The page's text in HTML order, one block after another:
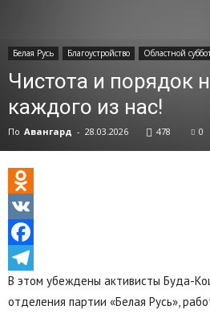
Белая Русь Благоустройство Областной
Чистота и порядок
каждого из нас!
По Авангард - 28.03.2026 478 0
Odnoklassniki
VK
Facebook
Telegram
В этом убеждены активисты Буда-
отделения партии «Белая Русь»,